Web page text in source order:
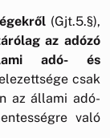
(Gjt.5.§),
az adózó
adó- és
csak
az állami adó-
való